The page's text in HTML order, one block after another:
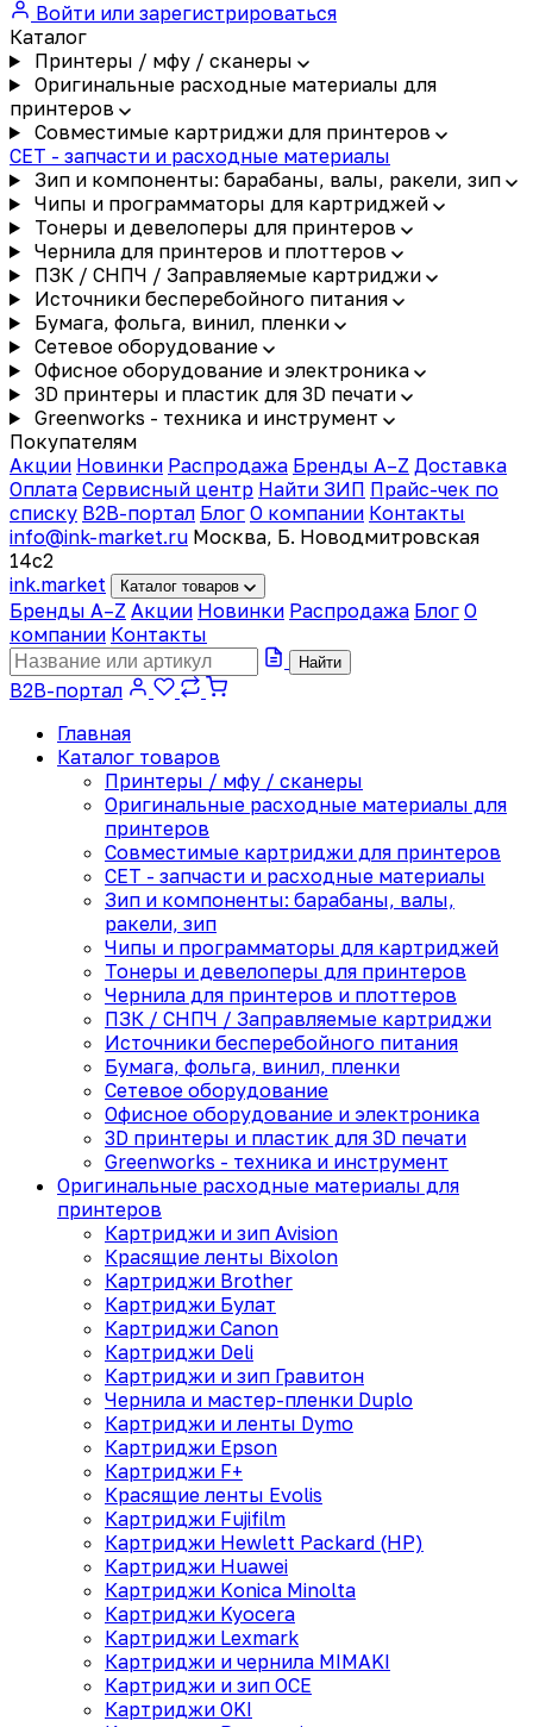
Войти или зарегистрироваться
Каталог
Принтеры / мфу / сканеры
Оригинальные расходные материалы для
принтеров
Совместимые картриджи для принтеров
CET - запчасти и расходные материалы
Зип и компоненты: барабаны, валы, ракели, зип
Чипы и программаторы для картриджей
Тонеры и девелоперы для принтеров
Чернила для принтеров и плоттеров
ПЗК / СНПЧ / Заправляемые картриджи
Источники бесперебойного питания
Бумага, фольга, винил, пленки
Сетевое оборудование
Офисное оборудование и электроника
3D принтеры и пластик для 3D печати
Greenworks - техника и инструмент
Покупателям
Акции Новинки Распродажа Бренды A–Z Доставка
Оплата Сервисный центр Найти ЗИП Прайс-чек по
списку B2B-портал Блог О компании Контакты
info@ink-market.ru Москва, Б. Новодмитровская
14с2
ink.market Каталог товаров
Бренды A–Z Акции Новинки Распродажа Блог О
компании Контакты
Найти
B2B-портал
Главная
Каталог товаров
Принтеры / мфу / сканеры
Оригинальные расходные материалы для
принтеров
Совместимые картриджи для принтеров
CET - запчасти и расходные материалы
Зип и компоненты: барабаны, валы,
ракели, зип
Чипы и программаторы для картриджей
Тонеры и девелоперы для принтеров
Чернила для принтеров и плоттеров
ПЗК / СНПЧ / Заправляемые картриджи
Источники бесперебойного питания
Бумага, фольга, винил, пленки
Сетевое оборудование
Офисное оборудование и электроника
3D принтеры и пластик для 3D печати
Greenworks - техника и инструмент
Оригинальные расходные материалы для
принтеров
Картриджи и зип Avision
Красящие ленты Bixolon
Картриджи Brother
Картриджи Булат
Картриджи Canon
Картриджи Deli
Картриджи и зип Гравитон
Чернила и мастер-пленки Duplo
Картриджи и ленты Dymo
Картриджи Epson
Картриджи F+
Красящие ленты Evolis
Картриджи Fujifilm
Картриджи Hewlett Packard (HP)
Картриджи Huawei
Картриджи Konica Minolta
Картриджи Kyocera
Картриджи Lexmark
Картриджи и чернила MIMAKI
Картриджи и зип OCE
Картриджи OKI